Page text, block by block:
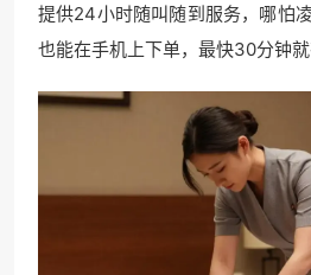
提供24小时随叫随到服务，哪怕
也能在手机上下单，最快30分钟